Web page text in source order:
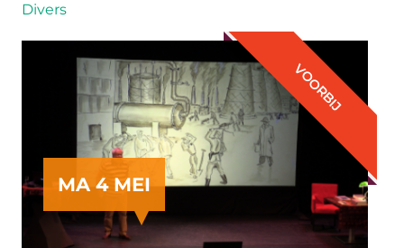
Divers
MA 4 MEI
VOORBIJ